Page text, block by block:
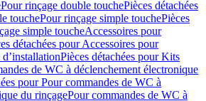
Pour rinçage double touchePièces détachées
touchePour rinçage simple touchePièces
simple toucheAccessoires pour
détachées pour Accessoires pour
Pièces détachées pour Kits
de WC à déclenchement électronique
pour Pour commandes de WC à
du rinçagePour commandes de WC à